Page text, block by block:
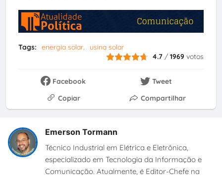
Tags: energia solar
usina solar
4.7 /1969 votos
Facebook
Tweet
Copiar
Compartilhar
Emerson Tormann
Técnico Industrial em Elétrica e Eletrônica,
especializado em Tecnologia da Informação e
Comunicação. Atualmente, é Editor-Chefe na